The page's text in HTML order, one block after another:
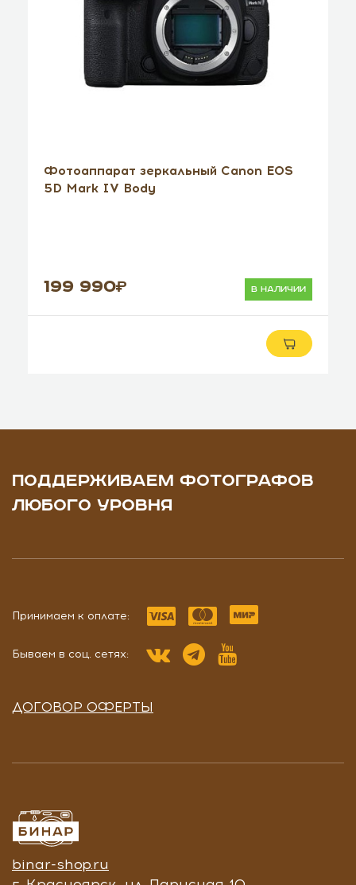
Фотоаппарат зеркальный Canon EOS
5D Mark IV Body
199 990 в наличии
ПОДДЕРЖИВАЕМ ФОТОГРАФОВ
ЛЮБОГО УРОВНЯ
Принимаем к оплате:
Бываем в соц. сетях:
ДОГОВОР ОФЕРТЫ
binar-shop.ru